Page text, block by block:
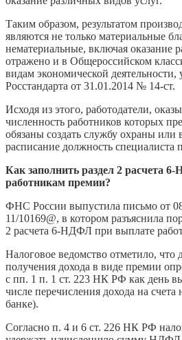
Таким образом, результатом
являются не только материальные
нематериальные, включая оказание
отражено и в Общероссийском
видам экономической деятельности,
Росстандарта от 31.01.2014 № 14-ст.
Исходя из этого, работодатели,
численность работников которых
обязаны создать службу охраны или
расписание должность специалиста
Как заполнить раздел 2 расчета
работникам премии?
ФНС России выпустила письмо от
11/10169@, в котором разъяснила
2 расчета 6-НДФЛ при выплате
Налоговое ведомство отметило, что
получения дохода в виде премии
с пп. 1 п. 1 ст. 223 НК РФ как день
числе перечисления дохода на счета
банке).
Согласно п. 4 и 6 ст. 226 НК РФ